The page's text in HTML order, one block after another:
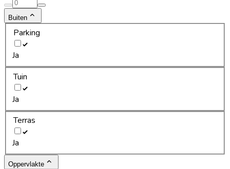
Buiten
Parking
Ja
Tuin
Ja
Terras
Ja
Oppervlakte